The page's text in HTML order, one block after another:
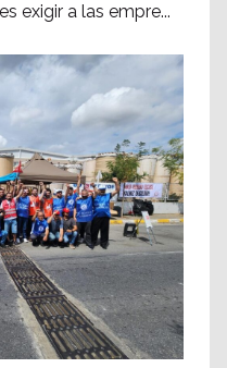
exigir a las empre...